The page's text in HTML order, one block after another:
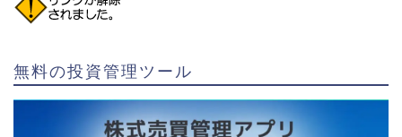
無料の投資管理ツール